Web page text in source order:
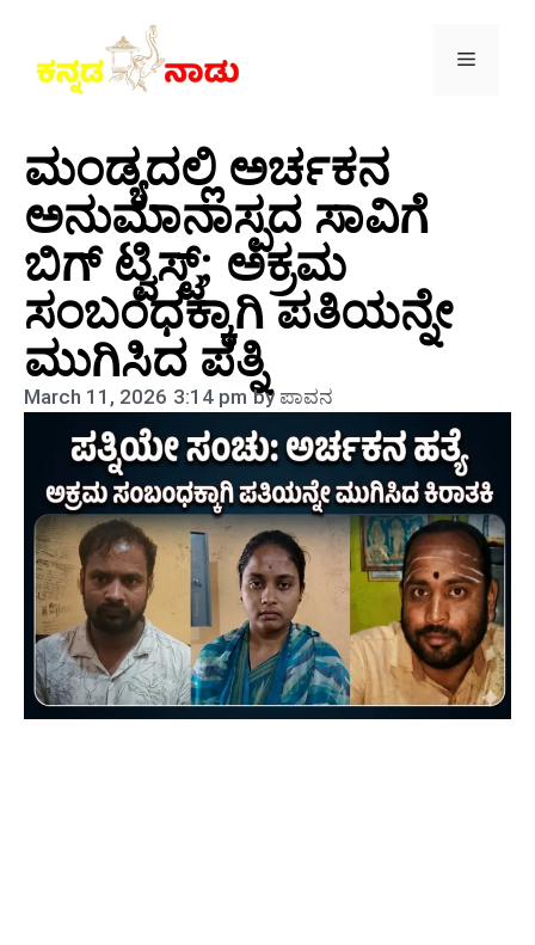
ಮಂಡ್ಯದಲ್ಲಿ ಅರ್ಚಕನ
ಅನುಮಾನಾಸ್ಪದ ಸಾವಿಗೆ
ಬಿಗ್ ಟ್ವಿಸ್ಟ್; ಅಕ್ರಮ
ಸಂಬಂಧಕ್ಕಾಗಿ ಪತಿಯನ್ನೇ
ಮುಗಿಸಿದ ಪತ್ನಿ
March 11, 2026 3:14 pm byಪಾವನ